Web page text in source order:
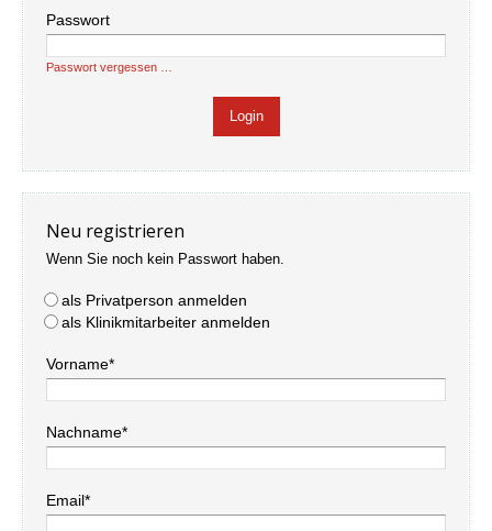
Passwort
Passwort vergessen …
Neu registrieren
Wenn Sie noch kein Passwort haben.
als Privatperson anmelden
als Klinikmitarbeiter anmelden
Vorname*
Nachname*
Email*